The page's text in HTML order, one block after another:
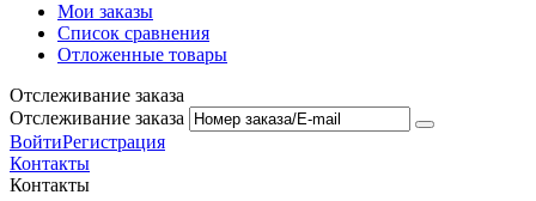
Мои заказы
Список сравнения
Отложенные товары
Отслеживание заказа
Отслеживание заказа
ВойтиРегистрация
Контакты
Контакты